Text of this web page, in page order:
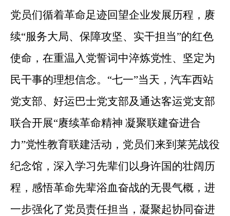
党员们循着革命足迹回望企业发展历程，赓
续“服务大局、保障攻坚、实干担当”的红色
使命，在重温入党誓词中淬炼党性、坚定为
民干事的理想信念。“七一”当天，汽车西站
党支部、好运巴士党支部及通达客运党支部
联合开展“赓续革命精神 凝聚联建奋进合
力”党性教育联建活动，党员们来到莱芜战役
纪念馆，深入学习先辈们以身许国的壮阔历
程，感悟革命先辈浴血奋战的无畏气概，进
一步强化了党员责任担当，凝聚起协同奋进